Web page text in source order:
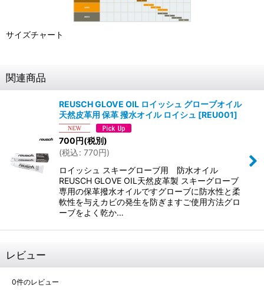
サイズチャート
関連商品
REUSCH GLOVE OIL ロイッシュ グローブオイル
天然皮革用 保革 撥水オイル ロイシュ [REU001]
700円(税別)
(税込: 770円)
ロイッシュ スキーグローブ用 防水オイル
REUSCH GLOVE OIL天然皮革製 スキーグローブ
専用の保革撥水オイルですグローブに防水性と柔
軟性を与えカビの発生を防ぎますご使用方法グロ
ーブをよく乾か…
レビュー
0件のレビュー